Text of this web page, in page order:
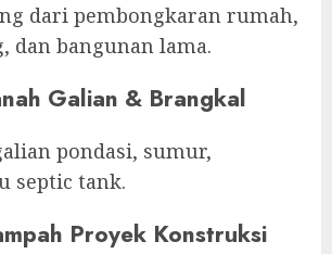
dari pembongkaran rumah,
dan bangunan lama.
Galian & Brangkal
pondasi, sumur,
septic tank.
Proyek Konstruksi